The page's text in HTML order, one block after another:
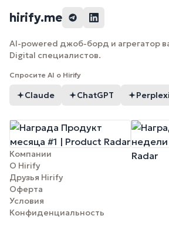
hirify.me
AI-powered джоб-борд и агрегатор
Digital специалистов.
Спросите AI о Hirify
Claude ChatGPT
Компании
О Hirify
Друзья Hirify
Оферта
Условия
Конфиденциальность